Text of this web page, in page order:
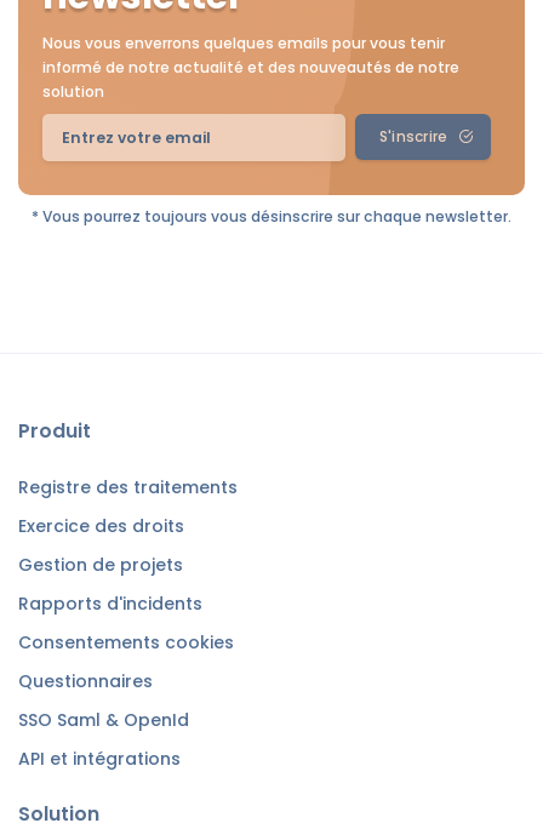
Nous vous enverrons quelques emails pour vous tenir
informé de notre actualité et des nouveautés de notre
solution
S'inscrire
* Vous pourrez toujours vous désinscrire sur chaque newsletter.
Produit
Registre des traitements
Exercice des droits
Gestion de projets
Rapports d'incidents
Consentements cookies
Questionnaires
SSO Saml & OpenId
API et intégrations
Solution